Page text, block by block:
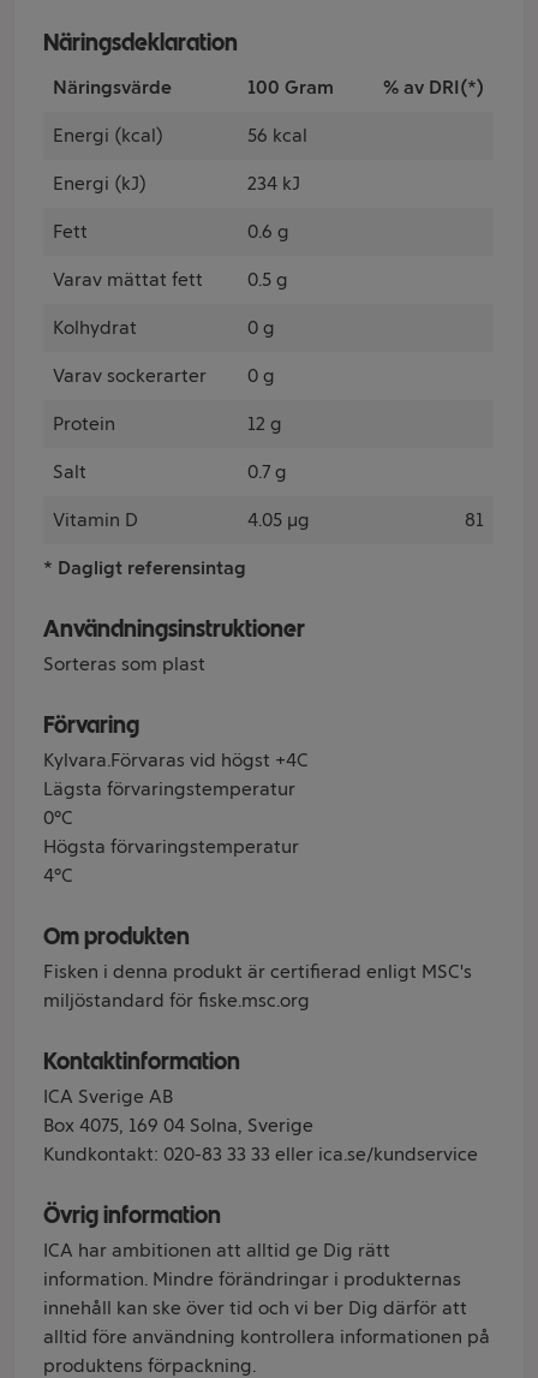
Näringsdeklaration
Näringsvärde 100 Gram % av DRI(*)
Energi (kcal) 56 kcal
Energi (kJ) 234 kJ
Fett 0.6 g
Varav mättat fett 0.5 g
Kolhydrat 0 g
Varav sockerarter 0 g
Protein 12 g
Salt 0.7 g
Vitamin D 4.05 µg 81
* Dagligt referensintag
Användningsinstruktioner
Sorteras som plast
Förvaring
Kylvara.Förvaras vid högst +4C
Lägsta förvaringstemperatur
0°C
Högsta förvaringstemperatur
4°C
Om produkten
Fisken i denna produkt är certifierad enligt MSC's
miljöstandard för fiske.msc.org
Kontaktinformation
ICA Sverige AB
Box 4075, 169 04 Solna, Sverige
Kundkontakt: 020-83 33 33 eller ica.se/kundservice
Övrig information
ICA har ambitionen att alltid ge Dig rätt
information. Mindre förändringar i produkternas
innehåll kan ske över tid och vi ber Dig därför att
alltid före användning kontrollera informationen på
produktens förpackning.